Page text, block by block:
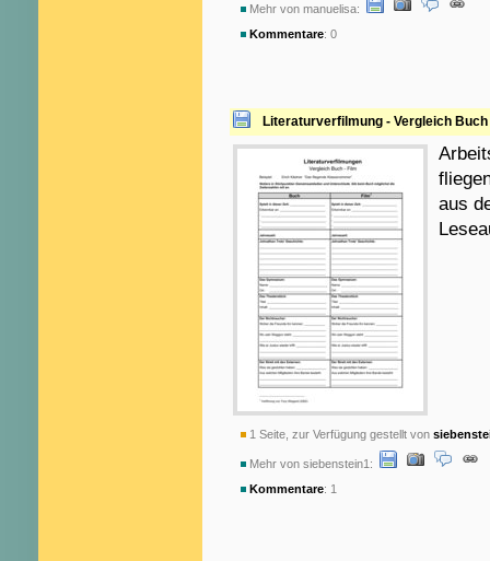
Mehr von manuelisa:
Kommentare: 0
Literaturverfilmung - Vergleich Buch
aus
1 Seite, zur Verfügung gestellt von
Mehr von siebenstein1:
Kommentare: 1